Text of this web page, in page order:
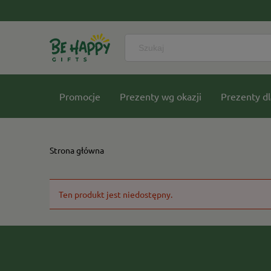
Promocje Prezenty wg okazji Prezenty
Strona główna
Ten produkt jest niedostępny.